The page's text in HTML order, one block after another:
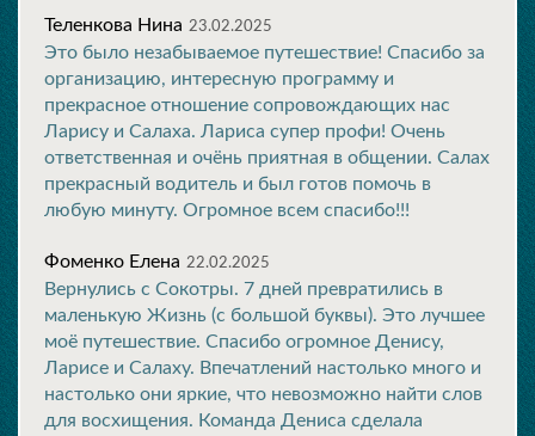
Теленкова Нина 23.02.2025
Это было незабываемое путешествие! Спасибо за
организацию, интересную программу и
прекрасное отношение сопровождающих нас
Ларису и Салаха. Лариса супер профи! Очень
ответственная и очёнь приятная в общении. Салах
прекрасный водитель и был готов помочь в
любую минуту. Огромное всем спасибо!!!
Фоменко Елена 22.02.2025
Вернулись с Сокотры. 7 дней превратились в
маленькую Жизнь (с большой буквы). Это лучшее
моё путешествие. Спасибо огромное Денису,
Ларисе и Салаху. Впечатлений настолько много и
настолько они яркие, что невозможно найти слов
для восхищения. Команда Дениса сделала